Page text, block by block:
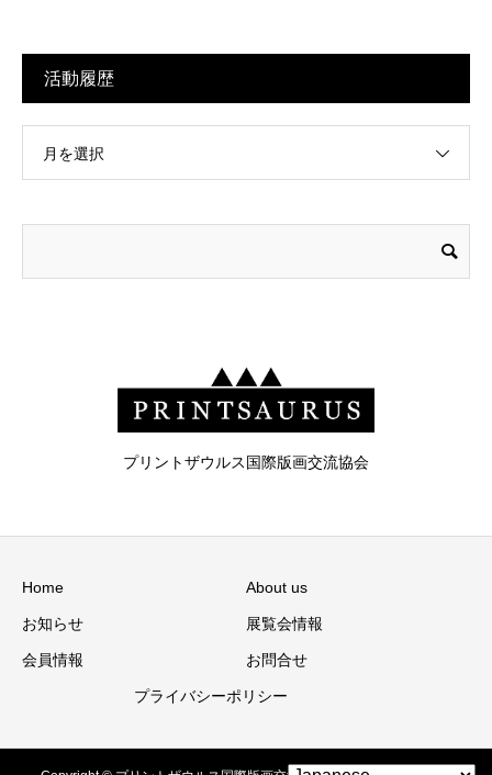
活動履歴
月を選択
プリントザウルス国際版画交流協会
Home About us
お知らせ 展覧会情報
会員情報 お問合せ
プライバシーポリシー